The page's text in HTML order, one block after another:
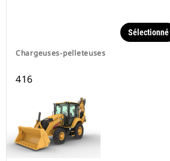
Chargeuses-pelleteuses
Sélectionné
416